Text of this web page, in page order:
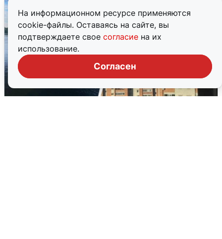
На информационном ресурсе применяются
cookie-файлы. Оставаясь на сайте, вы
подтверждаете свое согласие на их
использование.
Согласен